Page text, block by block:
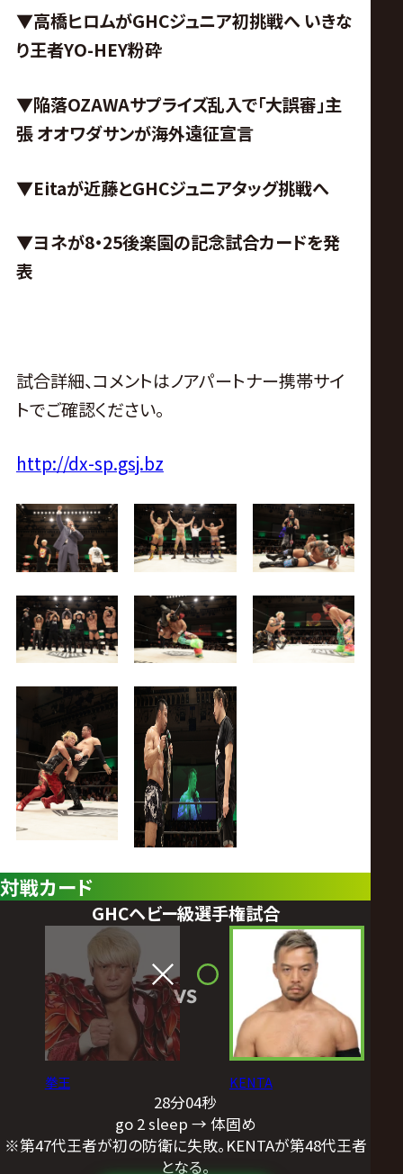
▼高橋ヒロムがGHCジュニア初挑戦へ いきな
り王者YO-HEY粉砕
▼陥落OZAWAサプライズ乱入で「大誤審」主
張 オオワダサンが海外遠征宣言
▼Eitaが近藤とGHCジュニアタッグ挑戦へ
▼ヨネが8・25後楽園の記念試合カードを発
表
試合詳細、コメントはノアパートナー携帯サイ
トでご確認ください。
http://dx-sp.gsj.bz
対戦カード
GHCヘビー級選手権試合
拳王
VS
KENTA
28分04秒
go 2 sleep → 体固め
※第47代王者が初の防衛に失敗。KENTAが第48代王者
となる。